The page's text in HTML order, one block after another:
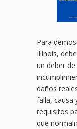
Para
Illinois,
un deber
daños
falla, causa
requisitos
que